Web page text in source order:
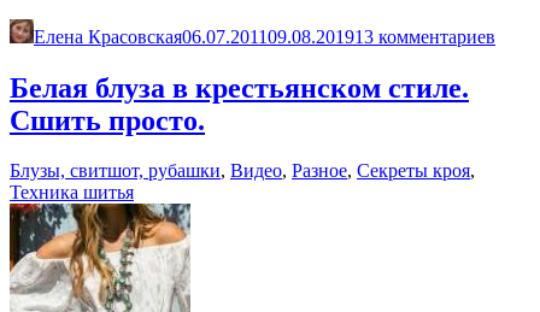
стойка.
Обработка»
Елена Красовская06.07.201109.08.201913 комментариев
Белая блуза в крестьянском стиле.
Сшить просто.
Блузы, свитшот, рубашки, Видео, Разное, Секреты кроя,
Техника шитья